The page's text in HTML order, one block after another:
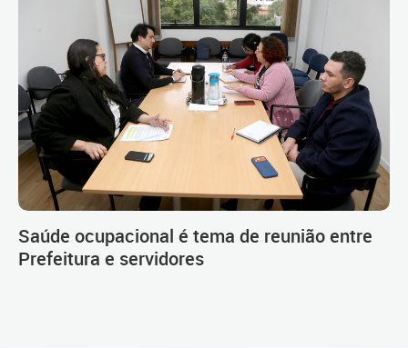
Saúde ocupacional é tema de reunião entre
Prefeitura e servidores